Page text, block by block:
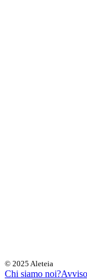
© 2025 Aleteia
Chi siamo noi?